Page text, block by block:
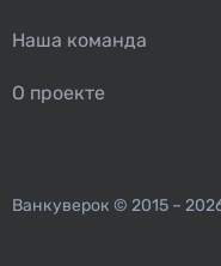
Наша команда
О проекте
Ванкуверок © 2015 –